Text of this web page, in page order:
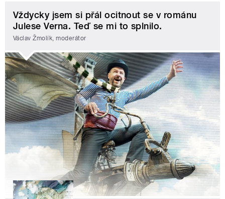
Vždycky jsem si přál ocitnout se v románu
Julese Verna. Teď se mi to splnilo.
Václav Žmolík, moderátor